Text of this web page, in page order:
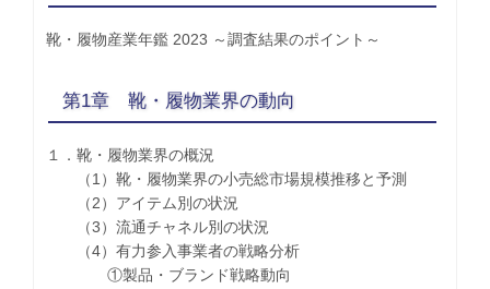
靴・履物産業年鑑 2023 ～調査結果のポイント～
第1章 靴・履物業界の動向
１．靴・履物業界の概況
（1）靴・履物業界の小売総市場規模推移と予測
（2）アイテム別の状況
（3）流通チャネル別の状況
（4）有力参入事業者の戦略分析
①製品・ブランド戦略動向